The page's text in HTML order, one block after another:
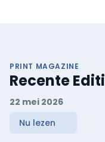
PRINT MAGAZINE
Recente
22 mei 2026
Nu lezen